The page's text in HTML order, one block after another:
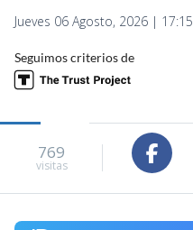
Jueves 06 Agosto, 2026 | 17:15
Seguimos criterios de
769
visitas